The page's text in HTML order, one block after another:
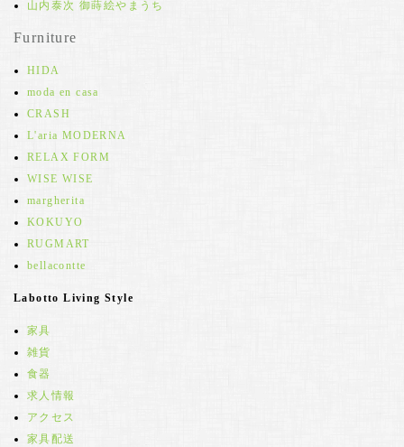
山内泰次 御蒔絵やまうち
Furniture
HIDA
moda en casa
CRASH
L'aria MODERNA
RELAX FORM
WISE WISE
margherita
KOKUYO
RUGMART
bellacontte
Labotto Living Style
家具
雑貨
食器
求人情報
アクセス
家具配送